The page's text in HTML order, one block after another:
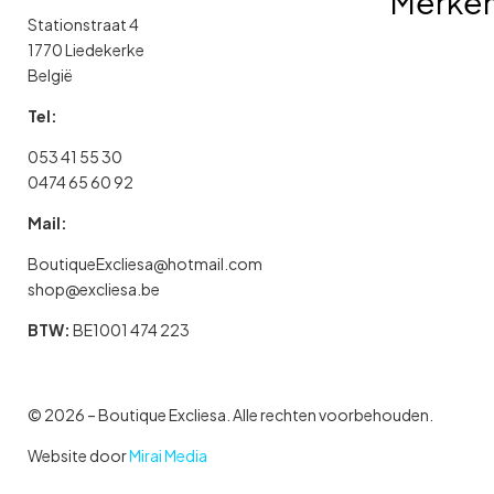
Stationstraat 4
1770 Liedekerke
België
Tel:
053 41 55 30
0474 65 60 92
Mail:
BoutiqueExcliesa@hotmail.com
shop@excliesa.be
BTW: BE1001 474 223
© 2026 – Boutique Excliesa. Alle rechten voorbehouden.
Website doorMirai Media